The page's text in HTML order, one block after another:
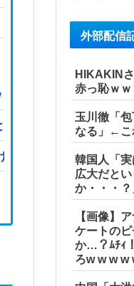
ｗｗｗｗｗｗｗｗｗｗ
題に
他
外部配信
HIKAKIN
赤っ恥ｗ
玉川徹「
なる」←こ
韓国人「
広大だと
か・・・？
【画像】
ケートの
か…？ﾑﾁｨ
ろw w w w